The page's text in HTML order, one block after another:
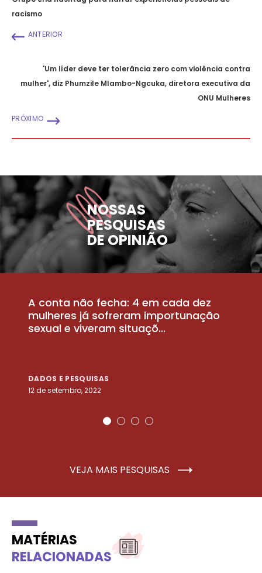
racismo
ANTERIOR
'Um líder deve ter tolerância zero com violência contra
mulher', diz Phumzile Mlambo-Ngcuka, diretora executiva da
ONU Mulheres
PRÓXIMO
NOSSAS
PESQUISAS
DE OPINIÃO
A conta não fecha: 4 em cada dez
mulheres já sofreram importunação
sexual e viveram situaçõ...
DADOS E PESQUISAS
12 de setembro, 2022
VEJA MAIS PESQUISAS
MATÉRIAS
RELACIONADAS